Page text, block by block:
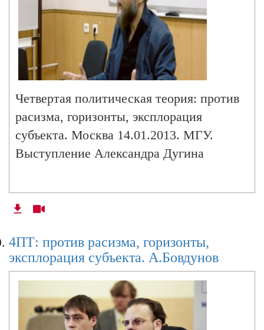
Четвертая политическая теория: против
расизма, горизонты, эксплорация
субъекта. Москва 14.01.2013. МГУ.
Выступление Александра Дугина
4ПТ: против расизма, горизонты,
эксплорация субъекта. А.Бовдунов